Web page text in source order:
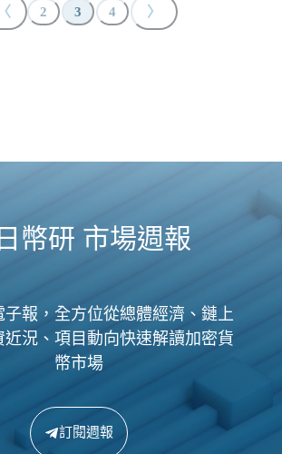
〈 2 3 4 〉
幣研 市場週報
子報，全方位從總體經濟、鏈上
近況、項目動向快速解讀加密貨
幣市場
訂閱週報